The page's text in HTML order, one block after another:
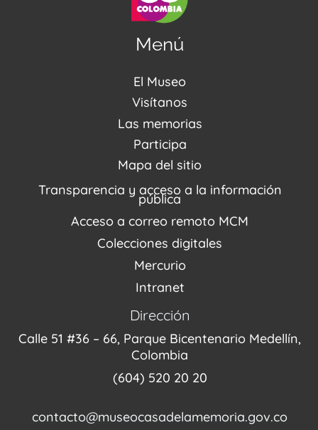
Menú
El Museo
Acerca de nosotros
Noticias
Visítanos
Visítanos
Reserva tus espacios
Agenda / Programación
Recorridos Virtuales
Las memorias
Centro de Recursos
Repositorio (MUSEO / CASA / MEMORIA)
Narrativas del conflicto
Proyectos
Enlaces de memorias
Fondo Editorial
Participa
Estímulos
Mapa del sitio
Transparencia y acceso a la información
pública
Acceso a correo remoto MCM
Colecciones digitales
Mercurio
Intranet
Dirección
Calle 51 #36 – 66, Parque Bicentenario Medellín,
Colombia
(604) 520 20 20
contacto@museocasadelamemoria.gov.co